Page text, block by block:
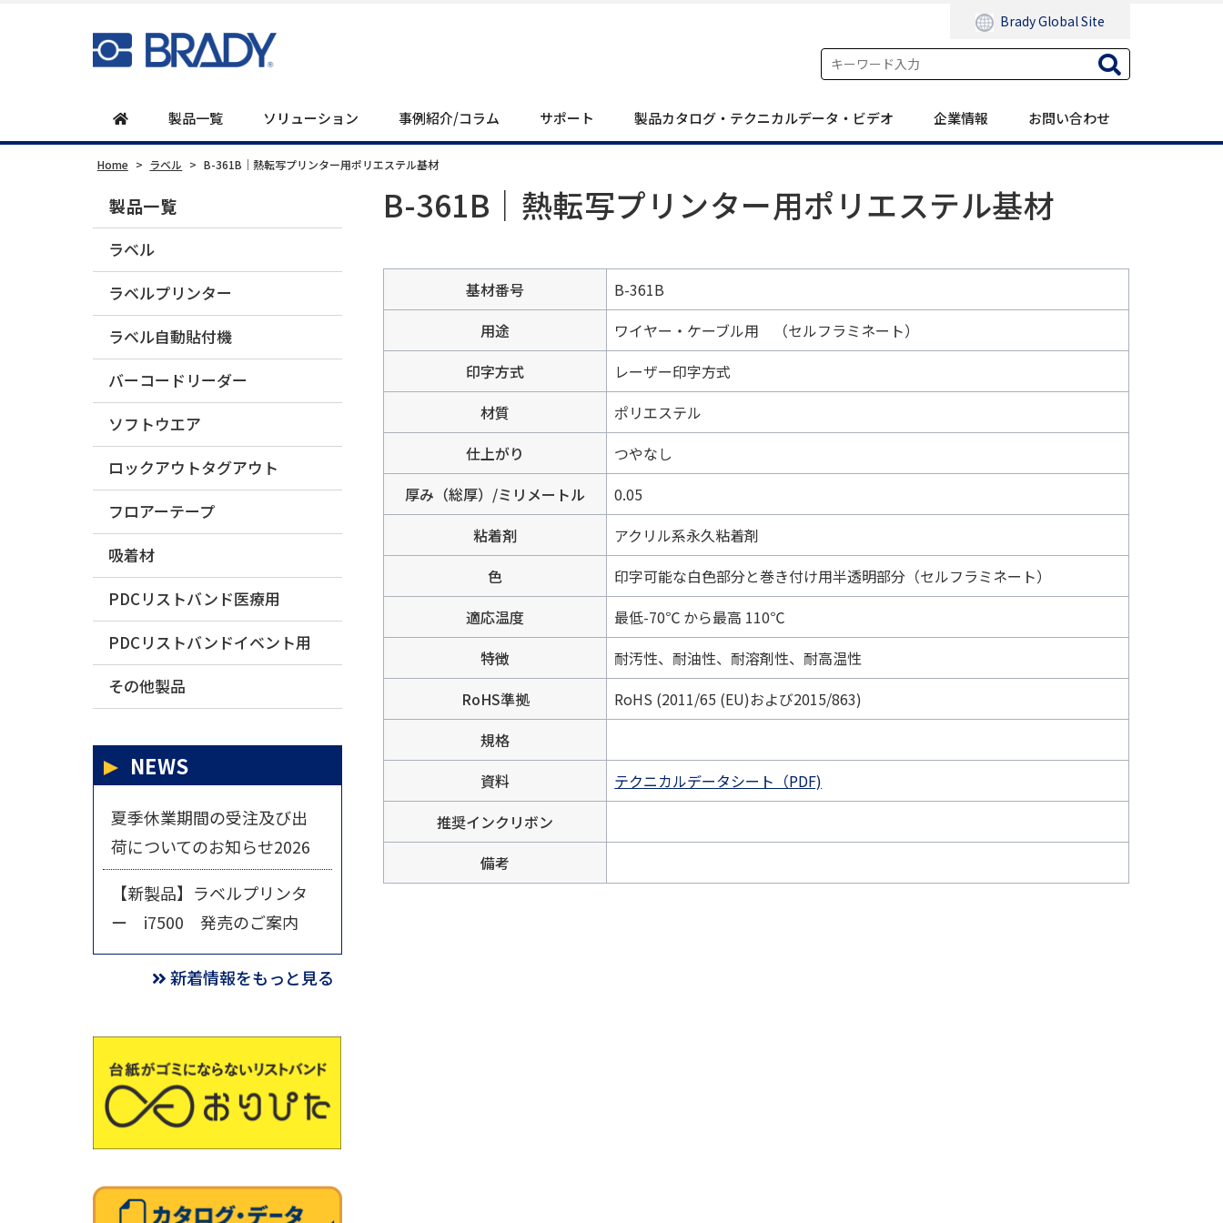
Brady Global Site
製品一覧 ソリューション 事例紹介/コラム サポート 製品カタログ・テクニカルデータ・ビデオ 企業情報 お問い合わせ
Home > ラベル > B-361B｜熱転写プリンター用ポリエステル基材
B-361B｜熱転写プリンター用ポリエステル基材
基材番号
B-361B
用途
ワイヤー・ケーブル用 （セルフラミネート）
印字方式
レーザー印字方式
材質
ポリエステル
仕上がり
つやなし
厚み（総厚）/ミリメートル
0.05
粘着剤
アクリル系永久粘着剤
色
印字可能な白色部分と巻き付け用半透明部分（セルフラミネート）
適応温度
最低-70℃ から最高 110℃
特徴
耐汚性、耐油性、耐溶剤性、耐高温性
RoHS準拠
RoHS (2011/65 (EU)および2015/863)
規格
資料
テクニカルデータシート（PDF)
推奨インクリボン
備考
製品一覧
ラベル
ラベルプリンター
ラベル自動貼付機
バーコードリーダー
ソフトウエア
ロックアウトタグアウト
フロアーテープ
吸着材
PDCリストバンド医療用
PDCリストバンドイベント用
その他製品
NEWS
夏季休業期間の受注及び出
荷についてのお知らせ2026
【新製品】ラベルプリンタ
ー i7500 発売のご案内
新着情報をもっと見る